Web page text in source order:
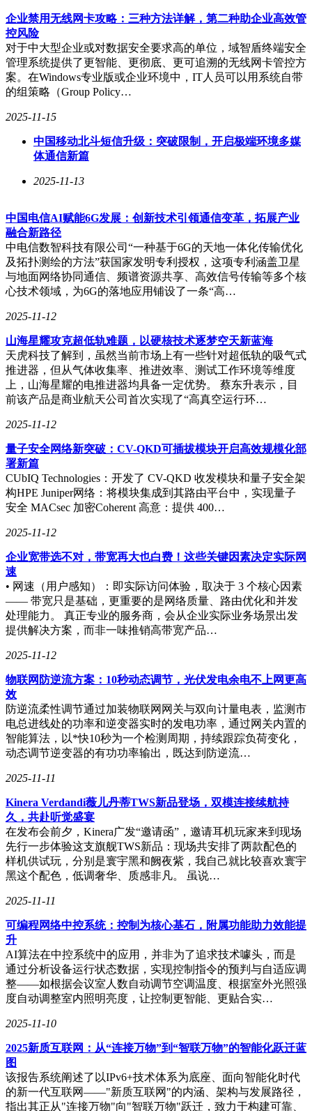
企业禁用无线网卡攻略：三种方法详解，第二种助企业高效管
控风险
对于中大型企业或对数据安全要求高的单位，域智盾终端安全
管理系统提供了更智能、更彻底、更可追溯的无线网卡管控方
案。在Windows专业版或企业环境中，IT人员可以用系统自带
的组策略（Group Policy…
2025-11-15
中国移动北斗短信升级：突破限制，开启极端环境多媒
体通信新篇
2025-11-13
中国电信AI赋能6G发展：创新技术引领通信变革，拓展产业
融合新路径
中电信数智科技有限公司“一种基于6G的天地一体化传输优化
及拓扑测绘的方法”获国家发明专利授权，这项专利涵盖卫星
与地面网络协同通信、频谱资源共享、高效信号传输等多个核
心技术领域，为6G的落地应用铺设了一条“高…
2025-11-12
山海星耀攻克超低轨难题，以硬核技术逐梦空天新蓝海
天虎科技了解到，虽然当前市场上有一些针对超低轨的吸气式
推进器，但从气体收集率、推进效率、测试工作环境等维度
上，山海星耀的电推进器均具备一定优势。 蔡东升表示，目
前该产品是商业航天公司首次实现了“高真空运行环…
2025-11-12
量子安全网络新突破：CV-QKD可插拔模块开启高效规模化部
署新篇
CUbIQ Technologies：开发了 CV-QKD 收发模块和量子安全架
构HPE Juniper网络：将模块集成到其路由平台中，实现量子
安全 MACsec 加密Coherent 高意：提供 400…
2025-11-12
企业宽带选不对，带宽再大也白费！这些关键因素决定实际网
速
• 网速（用户感知）：即实际访问体验，取决于 3 个核心因素
—— 带宽只是基础，更重要的是网络质量、路由优化和并发
处理能力。 真正专业的服务商，会从企业实际业务场景出发
提供解决方案，而非一味推销高带宽产品…
2025-11-12
物联网防逆流方案：10秒动态调节，光伏发电余电不上网更高
效
防逆流柔性调节通过加装物联网网关与双向计量电表，监测市
电总进线处的功率和逆变器实时的发电功率，通过网关内置的
智能算法，以*快10秒为一个检测周期，持续跟踪负荷变化，
动态调节逆变器的有功功率输出，既达到防逆流…
2025-11-11
Kinera Verdandi薇儿丹蒂TWS新品登场，双模连接续航持
久，共赴听觉盛宴
在发布会前夕，Kinera广发“邀请函”，邀请耳机玩家来到现场
先行一步体验这支旗舰TWS新品：现场共安排了两款配色的
样机供试玩，分别是寰宇黑和阙夜紫，我自己就比较喜欢寰宇
黑这个配色，低调奢华、质感非凡。 虽说…
2025-11-11
可编程网络中控系统：控制为核心基石，附属功能助力效能提
升
AI算法在中控系统中的应用，并非为了追求技术噱头，而是
通过分析设备运行状态数据，实现控制指令的预判与自适应调
整——如根据会议室人数自动调节空调温度、根据室外光照强
度自动调整室内照明亮度，让控制更智能、更贴合实…
2025-11-10
2025新质互联网：从“连接万物”到“智联万物”的智能化跃迁蓝
图
该报告系统阐述了以IPv6+技术体系为底座、面向智能化时代
的新一代互联网——"新质互联网"的内涵、架构与发展路径，
指出其正从"连接万物"向"智联万物"跃迁，致力于构建可靠、